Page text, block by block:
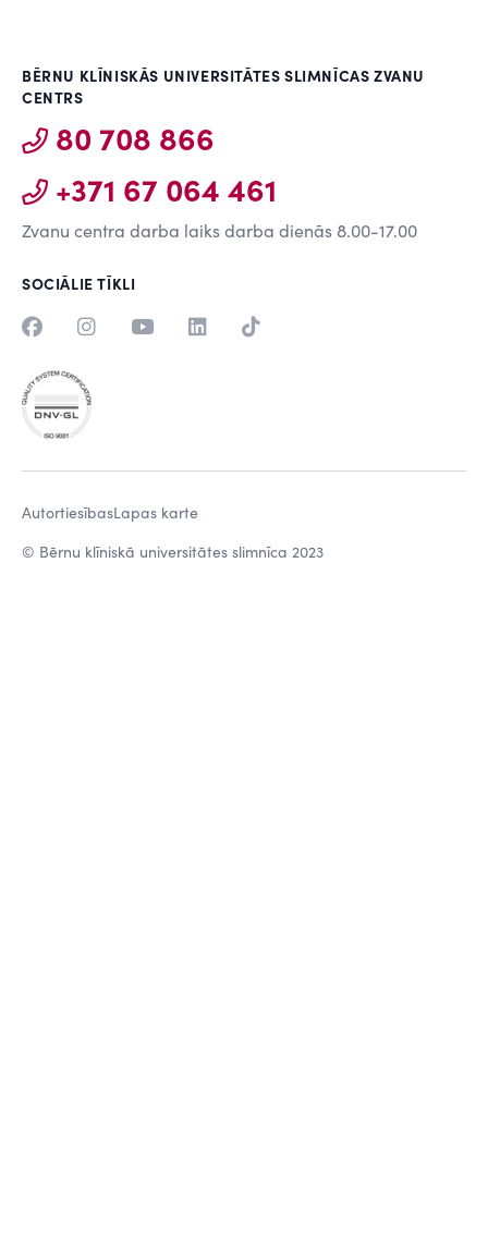
BĒRNU KLĪNISKĀS UNIVERSITĀTES SLIMNĪCAS ZVANU
CENTRS
80 708 866
+371 67 064 461
Zvanu centra darba laiks darba dienās 8.00-17.00
SOCIĀLIE TĪKLI
© Bērnu klīniskā universitātes slimnīca 2023
AutortiesībasLapas karte